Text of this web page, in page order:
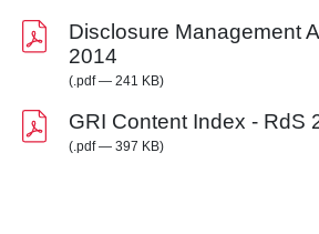
Disclosure Management
2014
(.pdf — 241 KB)
GRI Content Index - RdS
(.pdf — 397 KB)